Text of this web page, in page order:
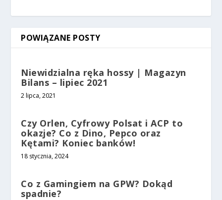
POWIĄZANE POSTY
Niewidzialna ręka hossy | Magazyn
Bilans – lipiec 2021
2 lipca, 2021
Czy Orlen, Cyfrowy Polsat i ACP to
okazje? Co z Dino, Pepco oraz
Kętami? Koniec banków!
18 stycznia, 2024
Co z Gamingiem na GPW? Dokąd
spadnie?